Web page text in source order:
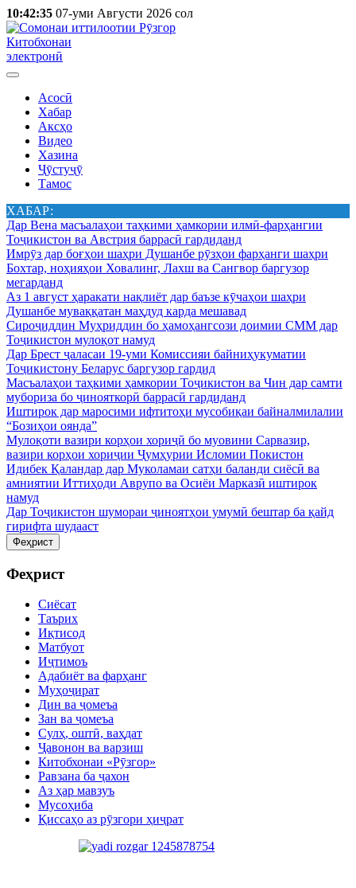
10:42:35 07-уми Августи 2026 сол
Китобхонаи
электронӣ
Асосӣ
Хабар
Аксҳо
Видео
Хазина
Ҷӯстуҷӯ
Тамос
ХАБАР:
Дар Вена масъалаҳои таҳкими ҳамкории илмӣ-фарҳангии
Тоҷикистон ва Австрия баррасӣ гардиданд
Имрӯз дар боғҳои шаҳри Душанбе рӯзҳои фарҳанги шаҳри
Бохтар, ноҳияҳои Ховалинг, Лахш ва Сангвор баргузор
мегарданд
Аз 1 август ҳаракати нақлиёт дар баъзе кӯчаҳои шаҳри
Душанбе муваққатан маҳдуд карда мешавад
Сироҷиддин Муҳриддин бо ҳамоҳангсози доимии СММ дар
Тоҷикистон мулоқот намуд
Дар Брест ҷаласаи 19-уми Комиссияи байниҳукуматии
Тоҷикистону Беларус баргузор гардид
Масъалаҳои таҳкими ҳамкории Тоҷикистон ва Чин дар самти
мубориза бо ҷинояткорӣ баррасӣ гардиданд
Иштирок дар маросими ифтитоҳи мусобиқаи байналмилалии
“Бозиҳои оянда”
Мулоқоти вазири корҳои хориҷӣ бо муовини Сарвазир,
вазири корҳои хориҷии Ҷумҳурии Исломии Покистон
Идибек Қаландар дар Муколамаи сатҳи баланди сиёсӣ ва
амниятии Иттиҳоди Аврупо ва Осиёи Марказӣ иштирок
намуд
Дар Тоҷикистон шумораи ҷиноятҳои умумӣ бештар ба қайд
гирифта шудааст
Феҳрист
Феҳрист
Сиёсат
Таърих
Иқтисод
Матбуот
Иҷтимоъ
Адабиёт ва фарҳанг
Муҳоҷират
Дин ва ҷомеъа
Зан ва ҷомеъа
Сулҳ, оштӣ, ваҳдат
Ҷавонон ва варзиш
Китобхонаи «Рӯзгор»
Равзана ба ҷахон
Аз ҳар мавзуъ
Мусоҳиба
Қиссаҳо аз рӯзгори ҳиҷрат